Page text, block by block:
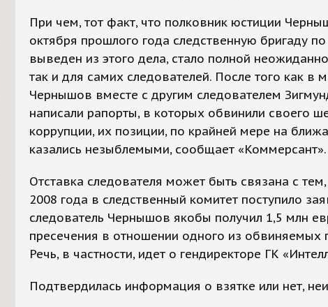
При чем, тот факт, что полковник юстиции
октября прошлого года следственную бригаду
выведен из этого дела, стало полной
так и для самих следователей. После того как в
Чернышов вместе с другим следователем
написали рапорты, в которых обвинили своего
коррупции, их позиции, по крайней мере на
казались незыблемыми, сообщает «Коммерсант».
Отставка следователя может быть связана с
2008 года в следственный комитет поступило
следователь Чернышов якобы получил 1,5 млн
пресечения в отношении одного из обвиняемых
Речь, в частности, идет о гендиректоре ГК
Подтвердилась информация о взятке или нет,